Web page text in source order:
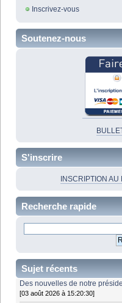
Inscrivez-vous
Soutenez-nous
S'inscrire
INSCRIPTION
Recherche rapide
Sujet récents
Des nouvelles de notre
[03 août 2026 à 15:20:30]